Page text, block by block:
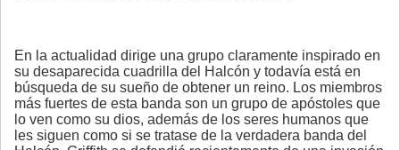
En la actualidad dirige una grupo claramente inspirado en
su desaparecida cuadrilla del Halcón y todavía está en
búsqueda de su sueño de obtener un reino. Los miembros
más fuertes de esta banda son un grupo de apóstoles que
lo ven como su dios, además de los seres humanos que
les siguen como si se tratase de la verdadera banda del